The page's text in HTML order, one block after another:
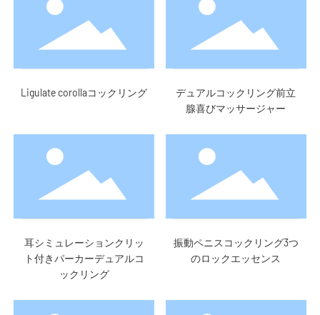
Ligulate corollaコックリング
デュアルコックリング前立
腺喜びマッサージャー
耳シミュレーションクリッ
ト付きパーカーデュアルコ
ックリング
振動ペニスコックリング3つ
のロックエッセンス